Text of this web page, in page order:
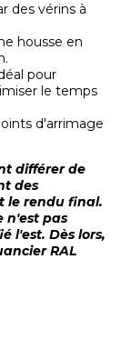
des vérins à
housse en
pour
le temps
d'arrimage
différer de
des
le rendu final.
n'est pas
l'est. Dès lors,
RAL